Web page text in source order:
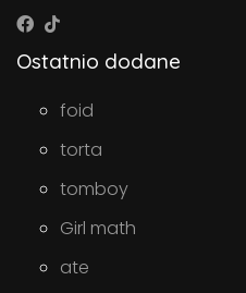
Ostatnio dodane
foid
torta
tomboy
Girl math
ate